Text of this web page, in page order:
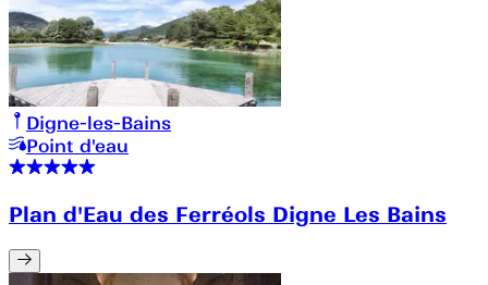
Digne-les-Bains
Point d'eau
Plan d'Eau des Ferréols Digne Les Bains